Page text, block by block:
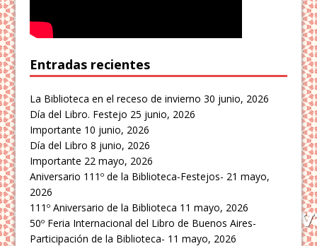
Entradas recientes
La Biblioteca en el receso de invierno 30 junio, 2026
Día del Libro. Festejo 25 junio, 2026
Importante 10 junio, 2026
Día del Libro 8 junio, 2026
Importante 22 mayo, 2026
Aniversario 111º de la Biblioteca-Festejos- 21 mayo,
2026
111º Aniversario de la Biblioteca 11 mayo, 2026
50º Feria Internacional del Libro de Buenos Aires-
Participación de la Biblioteca- 11 mayo, 2026